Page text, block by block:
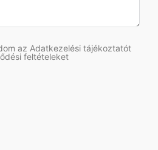
az Adatkezelési tájékoztatót
feltételeket